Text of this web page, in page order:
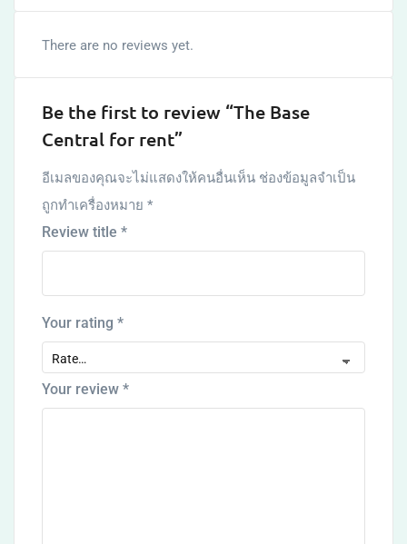
There are no reviews yet.
Be the first to review “The Base
Central for rent”
อีเมลของคุณจะไม่แสดงให้คนอื่นเห็น ช่องข้อมูลจำเป็น
ถูกทำเครื่องหมาย *
Review title *
Your rating *
Your review *